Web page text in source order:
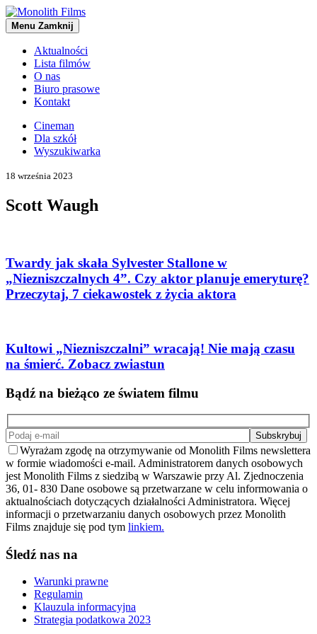
Menu Zamknij
Aktualności
Lista filmów
O nas
Biuro prasowe
Kontakt
Cineman
Dla szkół
Wyszukiwarka
18 września 2023
Scott Waugh
Twardy jak skała Sylvester Stallone w
„Niezniszczalnych 4”. Czy aktor planuje emeryturę?
Przeczytaj, 7 ciekawostek z życia aktora
Kultowi „Niezniszczalni” wracają! Nie mają czasu
na śmierć. Zobacz zwiastun
Bądź na bieżąco ze światem filmu
Wyrażam zgodę na otrzymywanie od Monolith Films newslettera
w formie wiadomości e-mail. Administratorem danych osobowych
jest Monolith Films z siedzibą w Warszawie przy Al. Zjednoczenia
36, 01- 830 Dane osobowe są przetwarzane w celu informowania o
aktualnościach dotyczących działalności Administratora. Więcej
informacji o przetwarzaniu danych osobowych przez Monolith
Films znajduje się pod tym linkiem.
Śledź nas na
Warunki prawne
Regulamin
Klauzula informacyjna
Strategia podatkowa 2023